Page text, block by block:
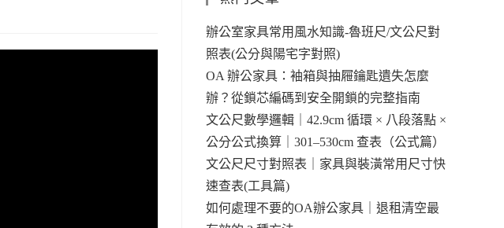
辦公室家具常用風水知識-魯班尺/文公尺對
照表(公分與陽宅字對照)
OA 辦公家具：袖箱與抽屜鑰匙遺失怎麼
辦？從鎖芯編碼到安全開鎖的完整指南
文公尺數學邏輯｜42.9cm 循環 × 八段落點 ×
公分公式換算｜301–530cm 查表（公式篇）
文公尺尺寸對照表｜家具與裝潢常用尺寸快
速查表(工具篇)
如何處理不要的OA辦公家具｜退租清空最